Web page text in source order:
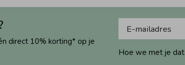
direct 10% korting* op je
Hoe we met je